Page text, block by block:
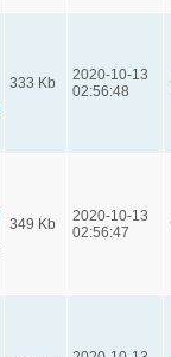
333 Kb
2020-10-13
02:56:48
349 Kb
2020-10-13
02:56:47